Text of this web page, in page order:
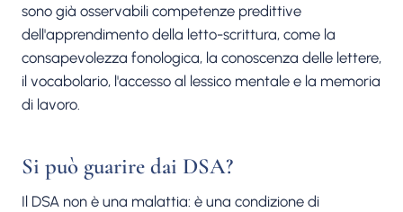
sono già osservabili competenze predittive
dell'apprendimento della letto-scrittura, come la
consapevolezza fonologica, la conoscenza delle lettere,
il vocabolario, l'accesso al lessico mentale e la memoria
di lavoro.
Si può guarire dai DSA?
Il DSA non è una malattia: è una condizione di